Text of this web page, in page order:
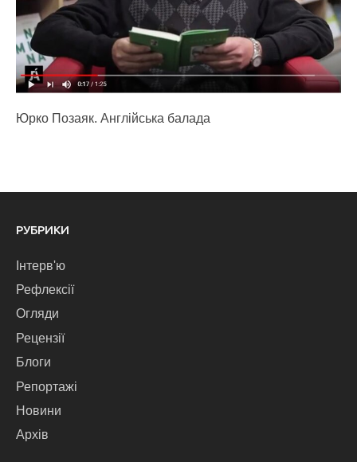
Юрко Позаяк. Англійська балада
РУБРИКИ
Інтерв'ю
Рефлексії
Огляди
Рецензії
Блоги
Репортажі
Новини
Архів